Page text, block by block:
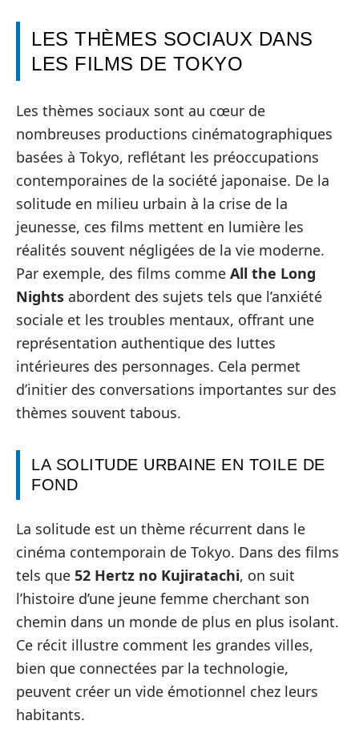
LES THÈMES SOCIAUX DANS
LES FILMS DE TOKYO
Les thèmes sociaux sont au cœur de
nombreuses productions cinématographiques
basées à Tokyo, reflétant les préoccupations
contemporaines de la société japonaise. De la
solitude en milieu urbain à la crise de la
jeunesse, ces films mettent en lumière les
réalités souvent négligées de la vie moderne.
Par exemple, des films comme All the Long
Nights abordent des sujets tels que l’anxiété
sociale et les troubles mentaux, offrant une
représentation authentique des luttes
intérieures des personnages. Cela permet
d’initier des conversations importantes sur des
thèmes souvent tabous.
LA SOLITUDE URBAINE EN TOILE DE
FOND
La solitude est un thème récurrent dans le
cinéma contemporain de Tokyo. Dans des films
tels que 52 Hertz no Kujiratachi, on suit
l’histoire d’une jeune femme cherchant son
chemin dans un monde de plus en plus isolant.
Ce récit illustre comment les grandes villes,
bien que connectées par la technologie,
peuvent créer un vide émotionnel chez leurs
habitants.